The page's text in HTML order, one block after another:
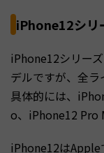
iPhone12シリ
iPhone12シリー
デルですが、全ラ
具体的には、
o、iPhone12 Pro
iPhone12はApple